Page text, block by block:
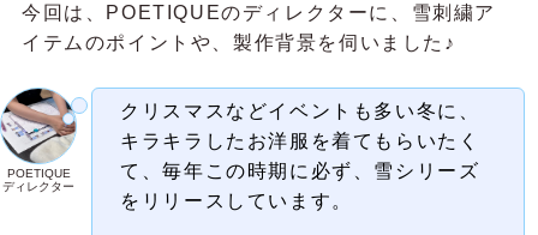
今回は、POETIQUEのディレクターに、雪刺繍ア
イテムのポイントや、製作背景を伺いました♪
POETIQUE
ディレクター
クリスマスなどイベントも多い冬に、
キラキラしたお洋服を着てもらいたく
て、毎年この時期に必ず、雪シリーズ
をリリースしています。